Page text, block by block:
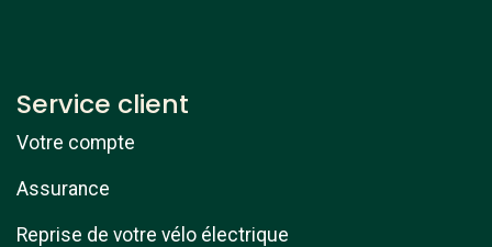
Service client
Votre compte
Assurance
Reprise de votre vélo électrique